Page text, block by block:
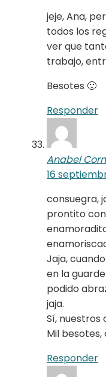
jeje, Ana,
todos los
ver que
trabajo,
Besotes 🙂
Responder
Anabel
16
consuegra,
prontito con
Jaja,
en la
podido
jaja.
Sí, nuestros
Mil besotes,
Responder